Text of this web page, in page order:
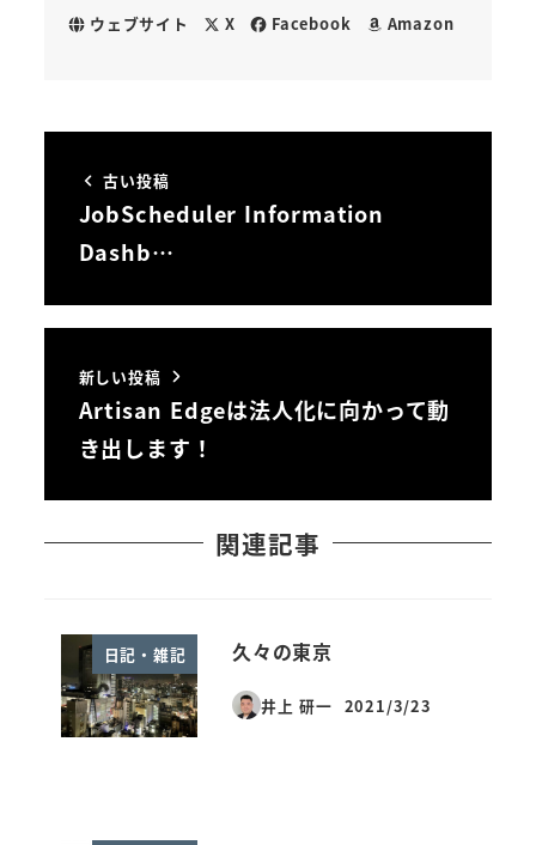
ウェブサイト X Facebook Amazon
古い投稿
JobScheduler Information
Dashb…
新しい投稿
Artisan Edgeは法人化に向かって動
き出します！
関連記事
日記・雑記 久々の東京
井上 研一
投稿日
2021/3/23